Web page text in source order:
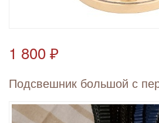
1 800 ₽
Подсвешник большой с